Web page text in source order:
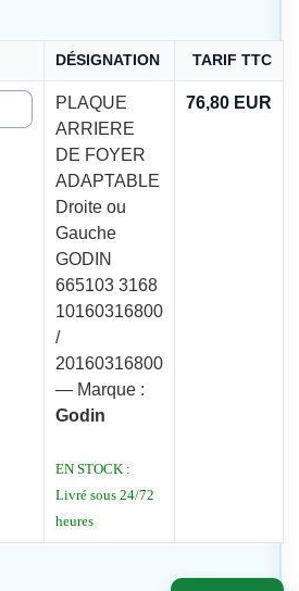
DÉSIGNATION TARIF TTC
PLAQUE
ARRIERE
DE FOYER
ADAPTABLE
Droite ou
Gauche
GODIN
665103 3168
10160316800
/
20160316800
— Marque :
Godin
EN STOCK :
Livré sous 24/72
heures
76,80 EUR